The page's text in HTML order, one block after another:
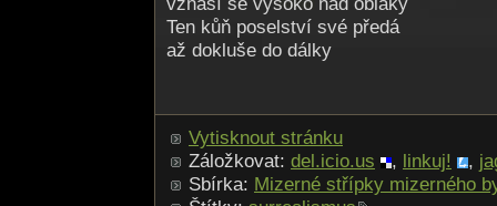
Ten kůň poselství své předá
až dokluše do dálky
Vytisknout stránku
Záložkovat: del.icio.us , linkuj! ,
Sbírka: Mizerné střípky mizerného